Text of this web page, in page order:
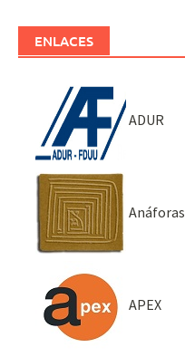
ENLACES
ADUR
Anáforas
APEX